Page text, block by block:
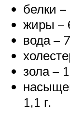
белки –
жиры –
вода –
зола –
1,1 г.